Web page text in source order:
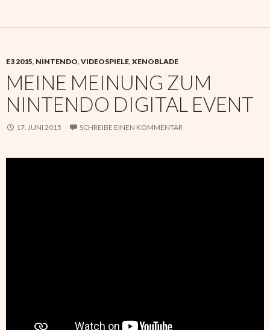
E3 2015, NINTENDO, VIDEOSPIELE, XENOBLADE
MEINE MEINUNG ZUM
NINTENDO DIGITAL EVENT
17. JUNI 2015 SCHREIBE EINEN KOMMENTAR